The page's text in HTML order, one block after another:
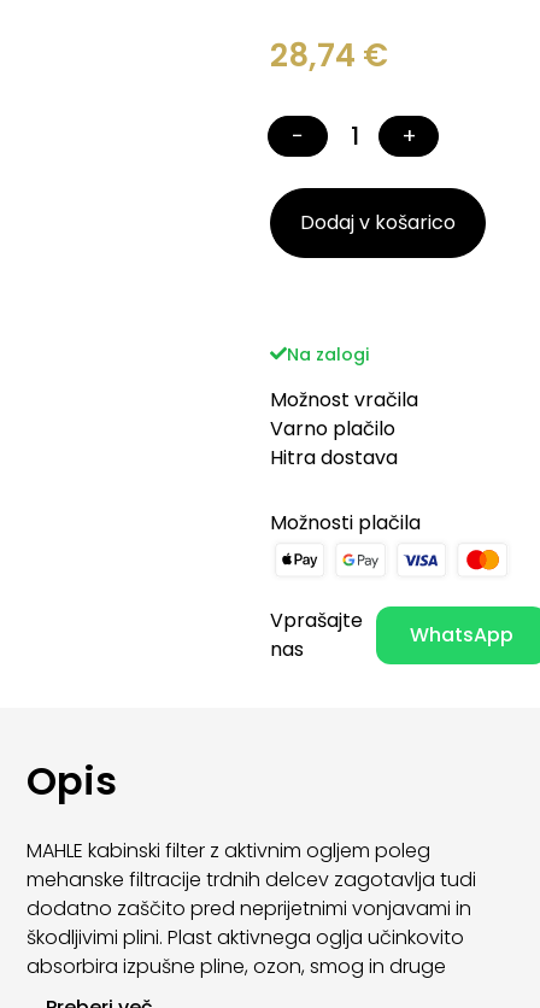
28,74 €
− +
Dodaj v košarico
Na zalogi
Možnost vračila
Varno plačilo
Hitra dostava
Možnosti plačila
Vprašajte
nas
WhatsApp
Opis
MAHLE kabinski filter z aktivnim ogljem poleg
mehanske filtracije trdnih delcev zagotavlja tudi
dodatno zaščito pred neprijetnimi vonjavami in
škodljivimi plini. Plast aktivnega oglja učinkovito
absorbira izpušne pline, ozon, smog in druge
hlapne onesnaževalce iz zunanjega zraka.